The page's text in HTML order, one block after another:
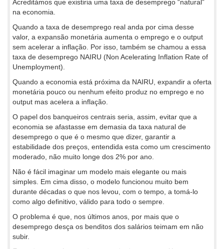
Acreditámos que existiria uma taxa de desemprego “natural”
na economia.
Quando a taxa de desemprego real anda por cima desse
valor, a expansão monetária aumenta o emprego e o output
sem acelerar a inflação. Por isso, também se chamou a essa
taxa de desemprego NAIRU (Non Acelerating Inflation Rate of
Unemployment).
Quando a economia está próxima da NAIRU, expandir a oferta
monetária pouco ou nenhum efeito produz no emprego e no
output mas acelera a inflação.
O papel dos banqueiros centrais seria, assim, evitar que a
economia se afastasse em demasia da taxa natural de
desemprego o que é o mesmo que dizer, garantir a
estabilidade dos preços, entendida esta como um crescimento
moderado, não muito longe dos 2% por ano.
Não é fácil imaginar um modelo mais elegante ou mais
simples. Em cima disso, o modelo funcionou muito bem
durante décadas o que nos levou, com o tempo, a tomá-lo
como algo definitivo, válido para todo o sempre.
O problema é que, nos últimos anos, por mais que o
desemprego desça os benditos dos salários teimam em não
subir.